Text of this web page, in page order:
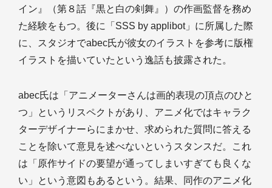
イン』（第８話『黒と白の剣舞』）の作画監督を務め
た経験をもつ。後に「SSS by applibot」に所属した際
に、スタジオでabec氏が彼女のイラストを参考に版権
イラストを描いていたという逸話も披露された。
abec氏は「アニメーターさんは画的表現の頂点のひと
つ」というリスペクトがあり、アニメ化ではキャラク
ターデザイナーらにまかせ、求められた質問に答える
ことを除いて意見を述べないというスタンスだ。これ
は「原作サイドの要望が通ってしまいすぎても良くな
い」という意図もあるという。結果、同作のアニメ化